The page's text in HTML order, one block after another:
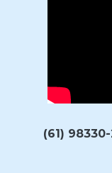
(61)